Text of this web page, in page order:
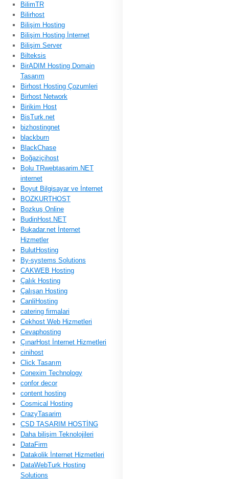
BilimTR
Bilirhost
Bilişim Hosting
Bilişim Hosting İnternet
Bilişim Server
Bilteksis
BirADIM Hosting Domain
Tasarım
Birhost Hosting Çozumleri
Birhost Network
Birikim Host
BisTurk.net
bizhostingnet
blackburn
BlackChase
Boğaziçihost
Bolu TRwebtasarim.NET
internet
Boyut Bilgisayar ve İnternet
BOZKURTHOST
Bozkuş Online
BudinHost.NET
Bukadar.net İnternet
Hizmetler
BulutHosting
By-systems Solutions
CAKWEB Hosting
Çalık Hosting
Çalışan Hosting
CanliHosting
catering firmalari
Cekhost Web Hizmetleri
Cevaphosting
ÇınarHost İnternet Hizmetleri
cinihost
Click Tasarım
Conexim Technology
confor decor
content hosting
Cosmical Hosting
CrazyTasarim
CSD TASARIM HOSTİNG
Daha bilişim Teknolojileri
DataFirm
Datakolik İnternet Hizmetleri
DataWebTurk Hosting
Solutions